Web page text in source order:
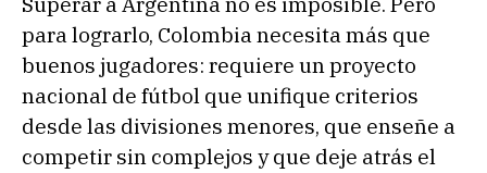
para lograrlo, Colombia necesita más que
buenos jugadores: requiere un proyecto
nacional de fútbol que unifique criterios
desde las divisiones menores, que enseñe a
competir sin complejos y que deje atrás el